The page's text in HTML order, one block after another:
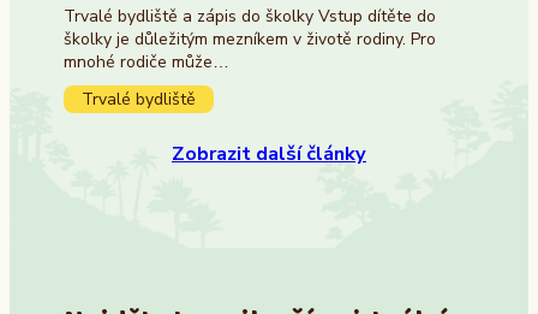
Trvalé bydliště a zápis do školky Vstup dítěte do
školky je důležitým mezníkem v životě rodiny. Pro
mnohé rodiče může…
Trvalé bydliště
Zobrazit další články